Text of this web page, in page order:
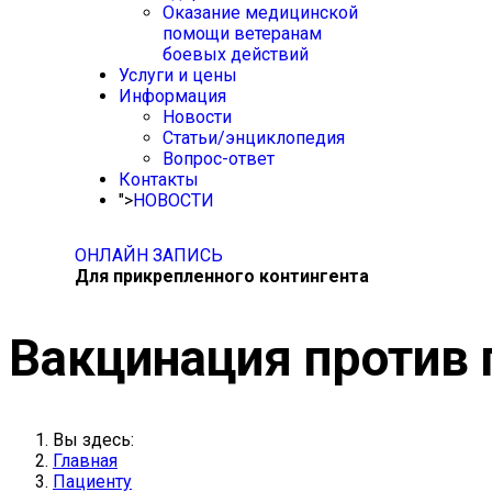
Оказание медицинской
помощи ветеранам
боевых действий
Услуги и цены
Информация
Новости
Статьи/энциклопедия
Вопрос-ответ
Контакты
">НОВОСТИ
ОНЛАЙН ЗАПИСЬ
Для прикрепленного контингента
Вакцинация против
Вы здесь:
Главная
Пациенту